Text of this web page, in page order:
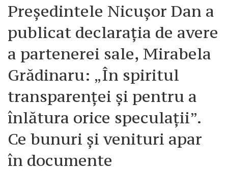
Președintele Nicușor Dan a
publicat declarația de avere
a partenerei sale, Mirabela
Grădinaru: „În spiritul
transparenței și pentru a
înlătura orice speculații”.
Ce bunuri și venituri apar
în documente